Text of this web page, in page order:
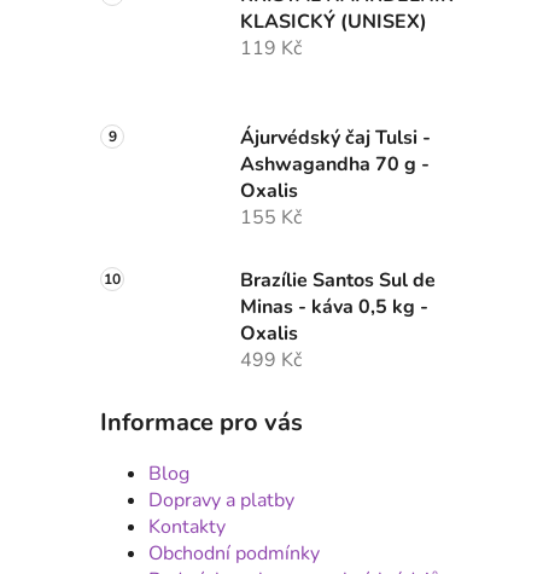
KLASICKÝ (UNISEX)
119 Kč
Ájurvédský čaj Tulsi -
Ashwagandha 70 g -
Oxalis
155 Kč
Brazílie Santos Sul de
Minas - káva 0,5 kg -
Oxalis
499 Kč
Informace pro vás
Blog
Dopravy a platby
Kontakty
Obchodní podmínky